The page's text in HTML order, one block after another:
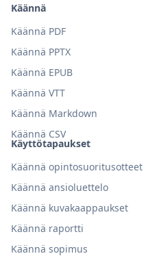
Käyttötapaukset
Käännä opintosuoritusotteet
Käännä ansioluettelo
Käännä kuvakaappaukset
Käännä raportti
Käännä sopimus
Käännä
Käännä PDF
Käännä PPTX
Käännä EPUB
Käännä VTT
Käännä Markdown
Käännä CSV